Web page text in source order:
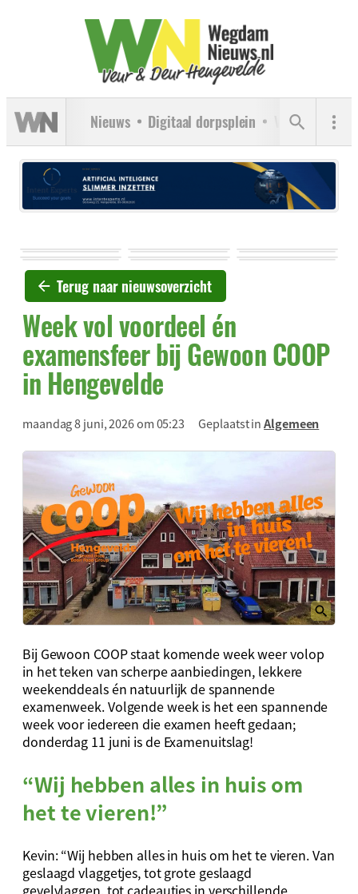
Nieuws Digitaal dorpsplein Verenigingen
Terug naar nieuwsoverzicht
Week vol voordeel én
examensfeer bij Gewoon COOP
in Hengevelde
maandag 8 juni, 2026 om 05:23 Geplaatst inAlgemeen
Bij Gewoon COOP staat komende week weer volop
in het teken van scherpe aanbiedingen, lekkere
weekenddeals én natuurlijk de spannende
examenweek. Volgende week is het een spannende
week voor iedereen die examen heeft gedaan;
donderdag 11 juni is de Examenuitslag!
“Wij hebben alles in huis om
het te vieren!”
Kevin: “Wij hebben alles in huis om het te vieren. Van
geslaagd vlaggetjes, tot grote geslaagd
gevelvlaggen, tot cadeautjes in verschillende